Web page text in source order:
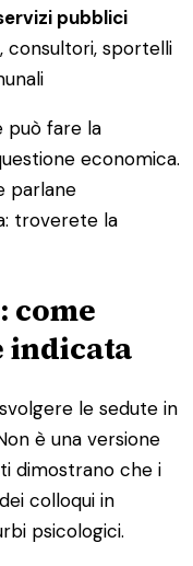
pubblici
consultori, sportelli
può fare la
economica.
parlane
troverete la
come
indicata
le sedute in
è una versione
dimostrano che i
colloqui in
psicologici.